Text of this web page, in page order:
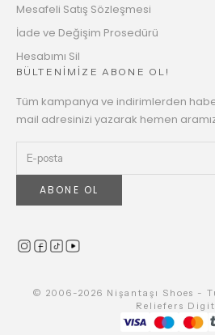
Mesafeli Satış Sözleşmesi
İade ve Değişim Prosedürü
Hesabımı Sil
BÜLTENİMİZE ABONE OL!
Tüm kampanya ve indirimlerden
mail adresinizi yazarak hemen
ABONE OL
© 2006-2026 Nişantaşı Shoes -
Reliefers